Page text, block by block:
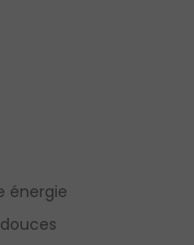
énergie